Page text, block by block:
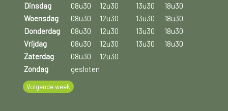
Dinsdag
08u30 12u30 13u30
18u30
Woensdag
08u30 12u30 13u30
18u30
Donderdag
08u30 12u30 13u30
18u30
Vrijdag
08u30 12u30 13u30
18u30
Zaterdag
08u30
12u30
Zondag
gesloten
Volgende week